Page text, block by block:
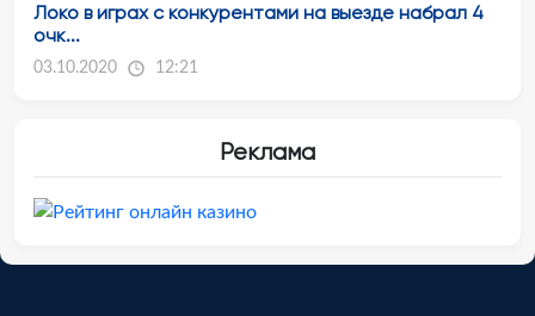
Локо в играх с конкурентами на выезде набрал 4
очк...
03.10.2020 12:21
Реклама